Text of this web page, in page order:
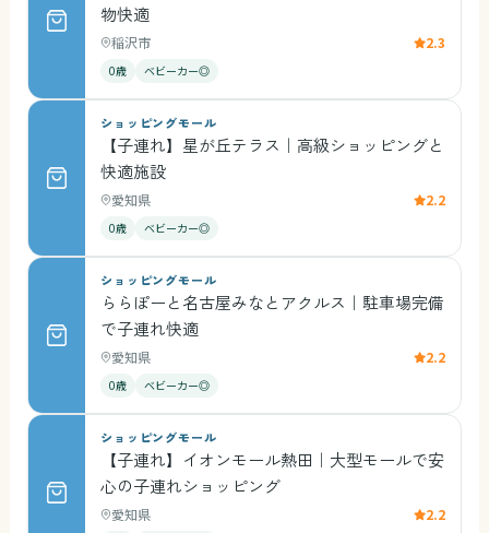
物快適
稲沢市 2.3
0歳 ベビーカー◎
ショッピングモール
【子連れ】星が丘テラス｜高級ショッピングと
快適施設
愛知県 2.2
0歳 ベビーカー◎
ショッピングモール
ららぽーと名古屋みなとアクルス｜駐車場完備
で子連れ快適
愛知県 2.2
0歳 ベビーカー◎
ショッピングモール
【子連れ】イオンモール熱田｜大型モールで安
心の子連れショッピング
愛知県 2.2